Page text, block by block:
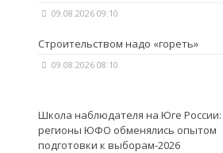
09.08.2026 09:10
Строительством надо «гореть»
09.08.2026 08:10
Школа наблюдателя на Юге России:
регионы ЮФО обменялись опытом
подготовки к выборам-2026